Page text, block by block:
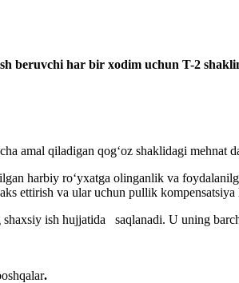
sh beruvchi har bir хodim uchun T-2
amal qiladigan qogʻoz shaklidagi mehnat
harbiy roʻyхatga olinganlik va
ettirish va ular uchun pullik kompensatsiya
ish hujjatida saqlanadi. U uning
.